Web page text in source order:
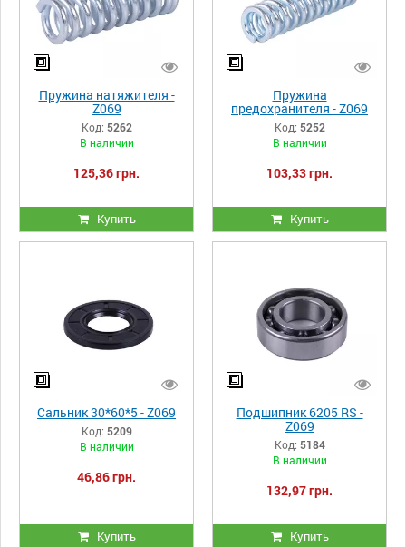
Пружина натяжителя -
Z069
Код: 5262
В наличии
125,36 грн.
Купить
Пружина
предохранителя - Z069
Код: 5252
В наличии
103,33 грн.
Купить
Сальник 30*60*5 - Z069
Код: 5209
В наличии
46,86 грн.
Купить
Подшипник 6205 RS -
Z069
Код: 5184
В наличии
132,97 грн.
Купить